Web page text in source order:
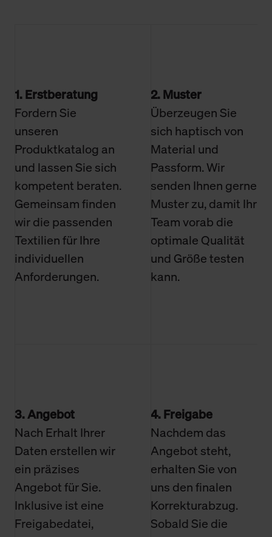
1. Erstberatung
Fordern Sie
unseren
Produktkatalog an
und lassen Sie sich
kompetent beraten.
Gemeinsam finden
wir die passenden
Textilien für Ihre
individuellen
Anforderungen.
2. Muster
Überzeugen Sie
sich haptisch von
Material und
Passform. Wir
senden Ihnen gerne
Muster zu, damit Ihr
Team vorab die
optimale Qualität
und Größe testen
kann.
3. Angebot
Nach Erhalt Ihrer
Daten erstellen wir
ein präzises
Angebot für Sie.
Inklusive ist eine
Freigabedatei,
4. Freigabe
Nachdem das
Angebot steht,
erhalten Sie von
uns den finalen
Korrekturabzug.
Sobald Sie die